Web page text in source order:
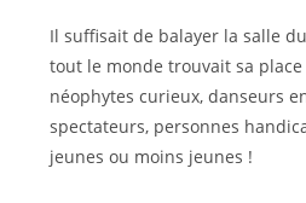
Il suffisait de balayer la salle
tout le monde trouvait sa
néophytes curieux, danseurs
spectateurs, personnes
jeunes ou moins jeunes !